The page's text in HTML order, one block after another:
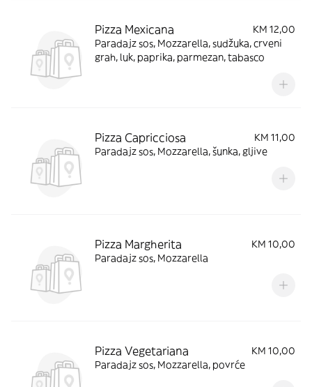
Pizza Mexicana
KM 12,00
Paradajz sos, Mozzarella, sudžuka, crveni
grah, luk, paprika, parmezan, tabasco
Pizza Capricciosa
KM 11,00
Paradajz sos, Mozzarella, šunka, gljive
Pizza Margherita
KM 10,00
Paradajz sos, Mozzarella
Pizza Vegetariana
KM 10,00
Paradajz sos, Mozzarella, povrće